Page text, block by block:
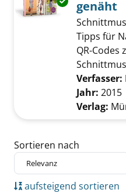
genäht
Tipps für
QR-Codes
Verfasser:
Jahr: 2015
Verlag:
Zu den Suchfiltern
Sortieren nach
aufsteigend sortieren